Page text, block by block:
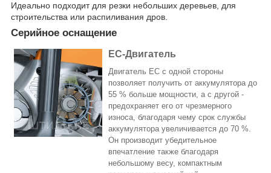
Идеально подходит для резки небольших деревьев, для
строительства или распиливания дров.
Серийное оснащение
EC-Двигатель
Двигатель EC с одной стороны
позволяет получить от аккумулятора до
55 % больше мощности, а с другой -
предохраняет его от чрезмерного
износа, благодаря чему срок службы
аккумулятора увеличивается до 70 %.
Он производит убедительное
впечатление также благодаря
небольшому весу, компактным